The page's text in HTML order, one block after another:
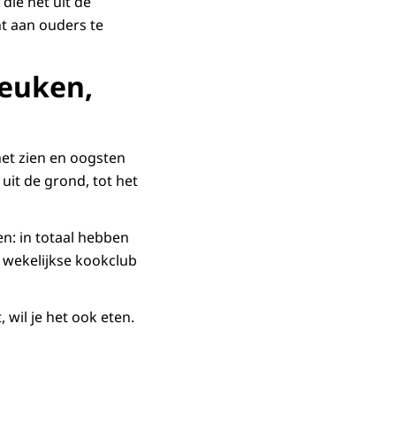
aan ouders te
zien en oogsten
de grond, tot het
in totaal hebben
kookclub
wil je het ook eten.